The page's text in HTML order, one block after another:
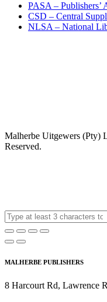
PASA – Publishers’
CSD – Central
NLSA – National
Malherbe Uitgewers (Pty)
Reserved.
MALHERBE PUBLISHERS
8 Harcourt Rd, Lawrence